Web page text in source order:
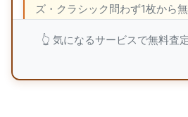
ズ・クラシック問わず1枚から
👆 気になるサービスで無料査